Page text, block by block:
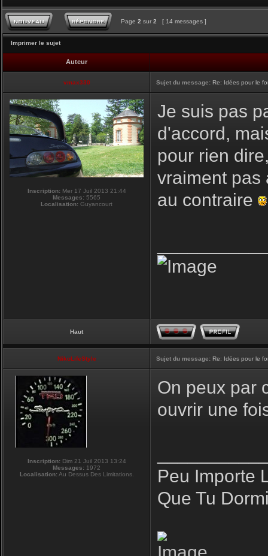
Page 2 sur 2 [ 14 messages ]
Imprimer le sujet
Auteur
vmax330 Sujet du message: Re: Idées pour le
Inscription:Mer 17 Juil 2013 21:44
Messages: 5565
Localisation: Guyancourt
Je suis pas
d'accord,
pour rien
vraiment pas
au contraire
Haut
NikoLifeStyle Sujet du message: Re: Idées pour le
Inscription:Dim 21 Juil 2013 13:24
Messages: 1972
Localisation:Au Dessus Des Limitations.
On peux par
ouvrir une
Peu Importe
Que Tu